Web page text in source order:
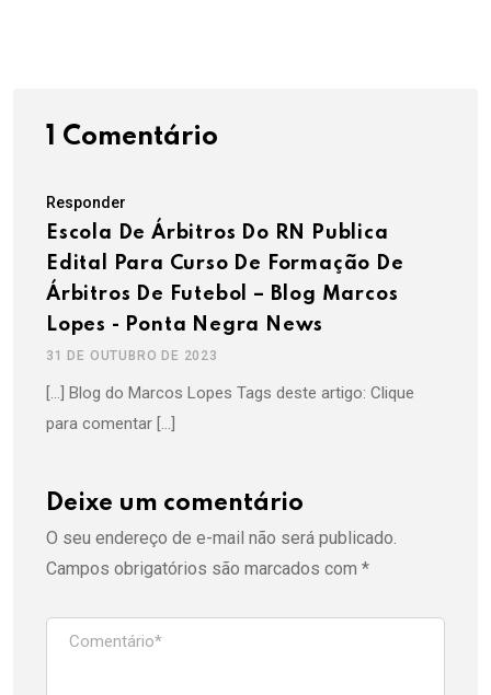
1 Comentário
Responder
Escola De Árbitros Do RN Publica
Edital Para Curso De Formação De
Árbitros De Futebol – Blog Marcos
Lopes - Ponta Negra News
31 DE OUTUBRO DE 2023
[…] Blog do Marcos Lopes Tags deste artigo: Clique
para comentar […]
Deixe um comentário
O seu endereço de e-mail não será publicado.
Campos obrigatórios são marcados com *